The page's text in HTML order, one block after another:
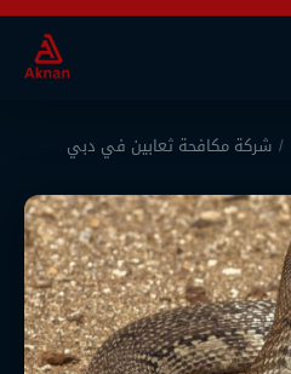
/ شركة مكافحة ثعابين في دبي